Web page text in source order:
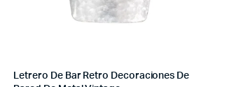
Letrero De Bar Retro Decoraciones De